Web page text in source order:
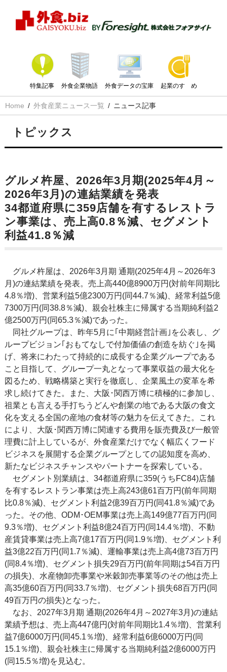
特集記事 外食企業物語 外食データの宝庫 起業のすゝめ
Home 外食産業ニュース一覧 ニュース記事
トピックス
グルメ杵屋、2026年3月期(2025年4月～
2026年3月)の連結業績を発表
34都道府県に359店舗を有するレストラ
ン事業は、売上高0.8％減、セグメント
利益41.8％減
グルメ杵屋は、2026年3月期 通期(2025年4月～2026年3
月)の連結業績を発表。売上高440億8900万円(対前年同期比
4.8％増)、営業利益5億2300万円(同44.7％減)、経常利益5億
7300万円(同38.8％減)、親会社株主に帰属する当期純利益2
億2500万円(同65.3％減)であった。
同社グループは、昨年5月に｢中期経営計画｣を公表し、グ
ループビジョン｢おもてなしで付加価値の創造を紡ぐ｣を掲
げ、将来にわたって持続的に成長する企業グループである
こと目指して、グループ一丸となって事業収益の最大化を
図るため、戦略構築と実行を徹底し、企業風土の変革を希
求し続けてきた。また、大阪･関西万博に積極的に参加し、
祖業とも言える手打ちうどんや創業の地である大阪の食文
化を支える全国の産地の食材等の魅力を伝えてきた。これ
により、大阪･関西万博に関連する費用を販売費及び一般管
理費に計上しているが、外食産業だけでなく幅広くフード
ビジネスを展開する企業グループとしての認知度を高め、
新たなビジネスチャンスやパートナーを探索している。
セグメント別業績は、34都道府県に359(うちFC84)店舗
を有するレストラン事業は売上高243億61百万円(前年同期
比0.8％減)、セグメント利益2億39百万円(同41.8％減)であ
った。その他、ODM･OEM事業は売上高149億77百万円(同
9.3％増)、セグメント利益8億24百万円(同14.4％増)、不動
産賃貸事業は売上高7億17百万円(同1.9％増)、セグメント利
益3億22百万円(同1.7％減)、運輸事業は売上高4億73百万円
(同8.4％増)、セグメント損失29百万円(前年同期は54百万円
の損失)、水産物卸売事業や米穀卸売事業等のその他は売上
高35億60百万円(同33.7％増)、セグメント損失68百万円(同
49百万円の損失)となった。
なお、2027年3月期 通期(2026年4月～2027年3月)の連結
業績予想は、売上高447億円(対前年同期比1.4％増)、営業利
益7億6000万円(同45.1％増)、経常利益6億6000万円(同
15.1％増)、親会社株主に帰属する当期純利益2億6000万円
(同15.5％増)を見込む。